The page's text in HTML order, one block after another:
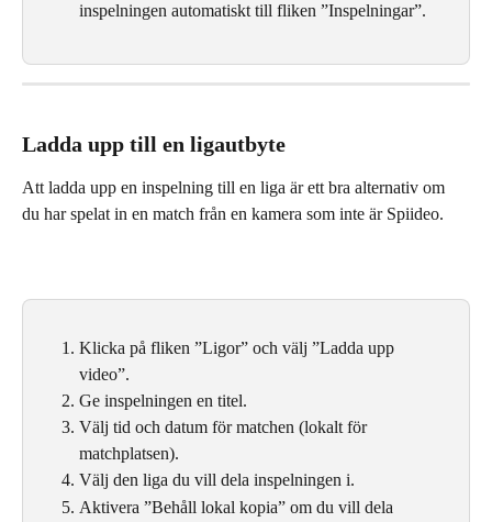
inspelningen automatiskt till fliken ”Inspelningar”.
Ladda upp till en ligautbyte
Att ladda upp en inspelning till en liga är ett bra alternativ om
du har spelat in en match från en kamera som inte är Spiideo.
Klicka på fliken ”Ligor” och välj ”Ladda upp
video”.
Ge inspelningen en titel.
Välj tid och datum för matchen (lokalt för
matchplatsen).
Välj den liga du vill dela inspelningen i.
Aktivera ”Behåll lokal kopia” om du vill dela